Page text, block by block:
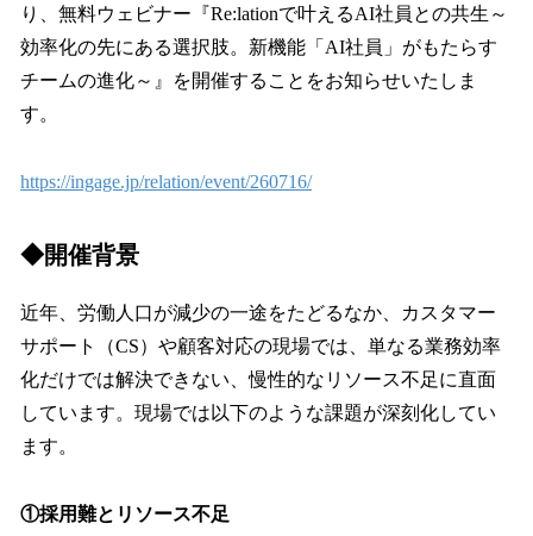
り、無料ウェビナー『Re:lationで叶えるAI社員との共生～
効率化の先にある選択肢。新機能「AI社員」がもたらす
チームの進化～』を開催することをお知らせいたしま
す。
https://ingage.jp/relation/event/260716/
◆開催背景
近年、労働人口が減少の一途をたどるなか、カスタマー
サポート（CS）や顧客対応の現場では、単なる業務効率
化だけでは解決できない、慢性的なリソース不足に直面
しています。現場では以下のような課題が深刻化してい
ます。
①採用難とリソース不足